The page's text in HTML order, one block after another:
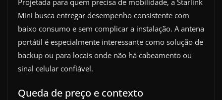
Projetada para quem precisa de mobilidade, a Starlink
Mini busca entregar desempenho consistente com
baixo consumo e sem complicar a instalação. A antena
portátil é especialmente interessante como solução de
backup ou para locais onde não há cabeamento ou
sinal celular confiável.
Queda de preço e contexto